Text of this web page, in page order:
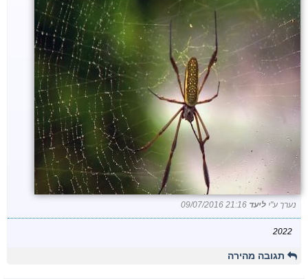
נערך ע"י ליעד 09/07/2016 21:16
2022
תגובה מהירה